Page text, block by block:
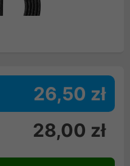
26,50 zł
28,00 zł